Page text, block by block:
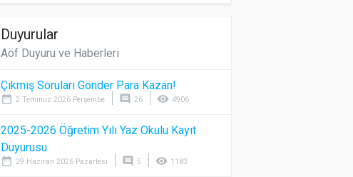
Duyurular
Aöf Duyuru ve Haberleri
Çıkmış Soruları Gönder Para Kazan!
date_range 2 Temmuz 2026 Perşembe comment 26 visibility 4906
2025-2026 Öğretim Yılı Yaz Okulu Kayıt
Duyurusu
date_range 29 Haziran 2026 Pazartesi comment 5 visibility 1183